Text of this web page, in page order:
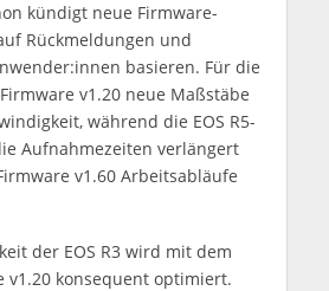
kündigt neue Firmware-
Rückmeldungen und
basieren. Für die
v1.20 neue Maßstäbe
während die EOS R5-
Aufnahmezeiten verlängert
v1.60 Arbeitsabläufe
der EOS R3 wird mit dem
v1.20 konsequent optimiert.